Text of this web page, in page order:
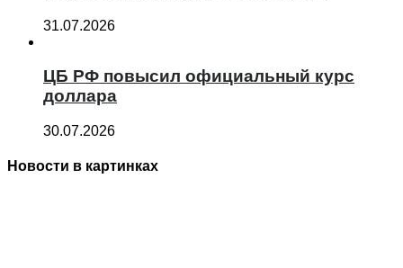
31.07.2026
ЦБ РФ повысил официальный курс
доллара
30.07.2026
Новости в картинках